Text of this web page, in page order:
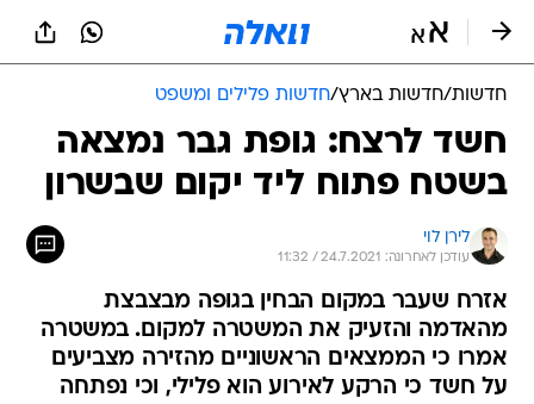
חדשות/חדשות בארץ/חדשות פלילים ומשפט
חשד לרצח: גופת גבר נמצאה
בשטח פתוח ליד יקום שבשרון
לירן לוי
עודכן לאחרונה: 24.7.2021 / 11:32
אזרח שעבר במקום הבחין בגופה מבצבצת
מהאדמה והזעיק את המשטרה למקום. במשטרה
אמרו כי הממצאים הראשוניים מהזירה מצביעים
על חשד כי הרקע לאירוע הוא פלילי, וכי נפתחה